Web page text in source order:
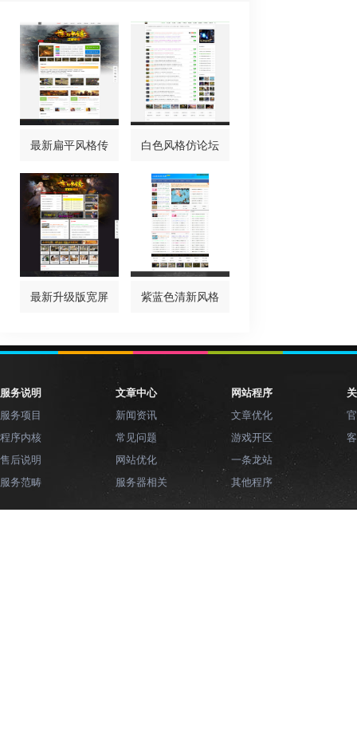
最新扁平风格传 白色风格仿论坛
最新升级版宽屏 紫蓝色清新风格
服务说明
服务项目
程序内核
售后说明
服务范畴
文章中心
新闻资讯
常见问题
网站优化
服务器相关
网站程序
文章优化
游戏开区
一条龙站
其他程序